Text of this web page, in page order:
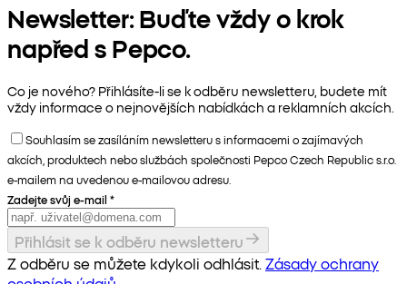
Newsletter: Buďte vždy o krok
napřed s Pepco.
Co je nového? Přihlásíte-li se k odběru newsletteru, budete mít
vždy informace o nejnovějších nabídkách a reklamních akcích.
Souhlasím se zasíláním newsletteru s informacemi o zajímavých
akcích, produktech nebo službách společnosti Pepco Czech Republic s.r.o.
e-mailem na uvedenou e-mailovou adresu.
Zadejte svůj e-mail *
Přihlásit se k odběru newsletteru
Z odběru se můžete kdykoli odhlásit. Zásady ochrany